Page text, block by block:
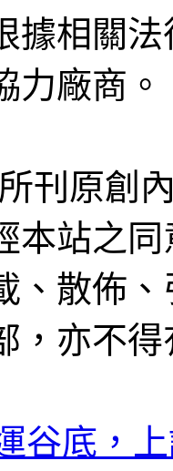
據相關
力廠商。
所刊原創
本站之
、散佈
，亦不
谷底，